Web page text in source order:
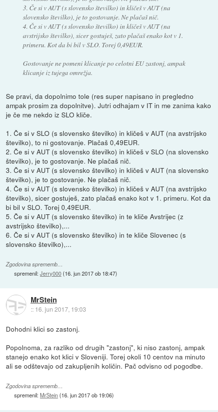
3. Če si v AUT (s slovensko številko) in kličeš v AUT (na
slovensko številko), je to gostovanje. Ne plačaš nič.
4. Če si v AUT (s slovensko številko) in kličeš v AUT (na
avstrijsko številko), sicer gostuješ, zato plačaš enako kot v 1.
primeru. Kot da bi bil v SLO. Torej 0,49EUR.
Gostovanje ne pomeni klicanje po celotni EU zastonj, ampak
klicanje iz tujega omrežja.
Se pravi, da dopolnimo tole (res super napisano in pregledno
ampak prosim za dopolnitve). Jutri odhajam v IT in me zanima kako
je če me nekdo iz SLO kliče.
1. Če si v SLO (s slovensko številko) in kličeš v AUT (na avstrijsko
številko), to ni gostovanje. Plačaš 0,49EUR.
2. Če si v AUT (s slovensko številko) in kličeš v SLO (na slovensko
številko), je to gostovanje. Ne plačaš nič.
3. Če si v AUT (s slovensko številko) in kličeš v AUT (na slovensko
številko), je to gostovanje. Ne plačaš nič.
4. Če si v AUT (s slovensko številko) in kličeš v AUT (na avstrijsko
številko), sicer gostuješ, zato plačaš enako kot v 1. primeru. Kot da
bi bil v SLO. Torej 0,49EUR.
5. Če si v AUT (s slovensko številko) in te kliče Avstrijec (z
avstrijsko številko),...
6. Če si v AUT (s slovensko številko) in te kliče Slovenec (s
slovensko številko),...
Zgodovina sprememb…
spremenil:Jerry000(16. jun 2017 ob 18:47)
MrStein
:: 16. jun 2017, 19:03
Dohodni klici so zastonj.
Popolnoma, za razliko od drugih "zastonj", ki niso zastonj, ampak
stanejo enako kot klici v Sloveniji. Torej okoli 10 centov na minuto
ali se odštevajo od zakupljenih količin. Pač odvisno od pogodbe.
Zgodovina sprememb…
spremenil:MrStein(16. jun 2017 ob 19:06)